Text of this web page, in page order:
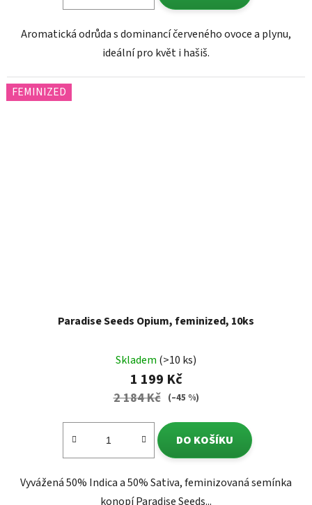
Aromatická odrůda s dominancí červeného ovoce a plynu,
ideální pro květ i hašiš.
FEMINIZED
Paradise Seeds Opium, feminized, 10ks
Skladem (>10 ks)
1 199 Kč
2 184 Kč (–45 %)
DO KOŠÍKU
Vyvážená 50% Indica a 50% Sativa, feminizovaná semínka
konopí Paradise Seeds...